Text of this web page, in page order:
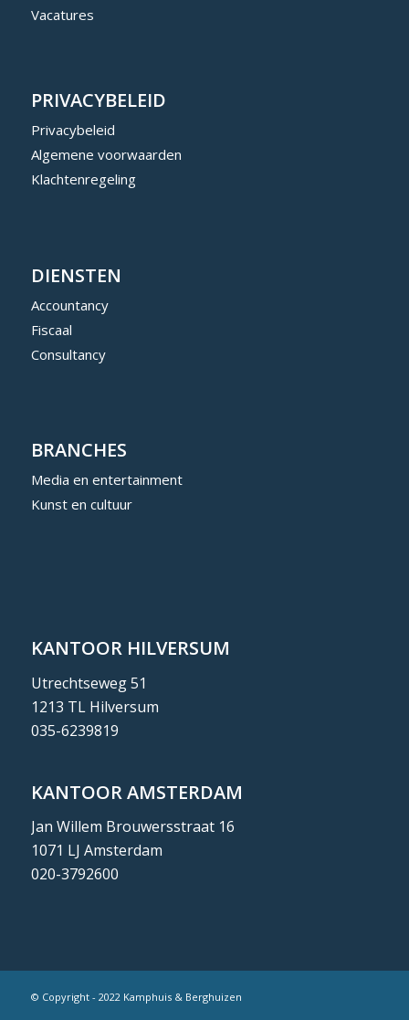
Vacatures
PRIVACYBELEID
Privacybeleid
Algemene voorwaarden
Klachtenregeling
DIENSTEN
Accountancy
Fiscaal
Consultancy
BRANCHES
Media en entertainment
Kunst en cultuur
KANTOOR HILVERSUM
Utrechtseweg 51
1213 TL Hilversum
035-6239819
KANTOOR AMSTERDAM
Jan Willem Brouwersstraat 16
1071 LJ Amsterdam
020-3792600
© Copyright - 2022 Kamphuis & Berghuizen